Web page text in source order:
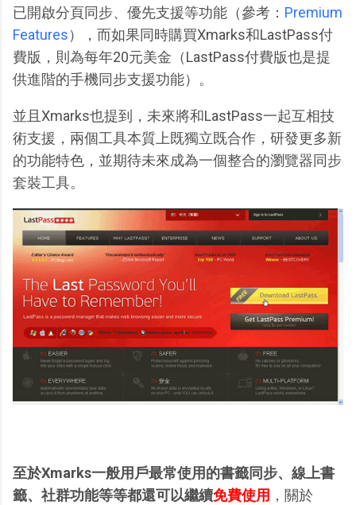
已開啟分頁同步、優先支援等功能（參考： Premium
Features），而如果同時購買Xmarks和LastPass付
費版，則為每年20元美金（LastPass付費版也是提
供進階的手機同步支援功能）。
並且Xmarks也提到，未來將和LastPass一起互相技
術支援，兩個工具本質上既獨立既合作，研發更多新
的功能特色，並期待未來成為一個整合的瀏覽器同步
套裝工具。
至於Xmarks一般用戶最常使用的書籤同步、線上書
籤、社群功能等等都還可以繼續免費使用 ，關於